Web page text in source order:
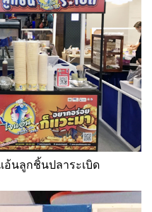
นลูกชิ้นปลาระเบิด